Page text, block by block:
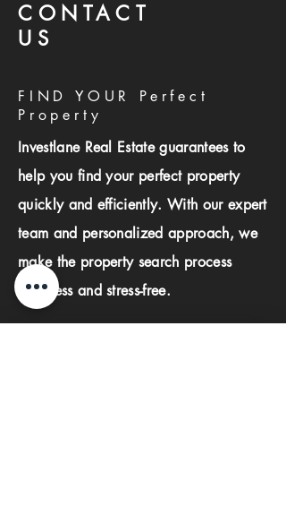
CONTACT
US
FIND YOUR Perfect
Property
Investlane Real Estate guarantees to
help you find your perfect property
quickly and efficiently. With our expert
team and personalized approach, we
make the property search process
seamless and stress-free.